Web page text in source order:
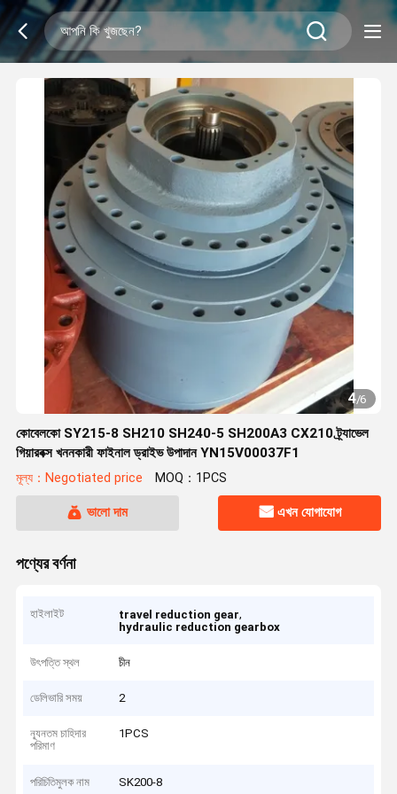
4/6
কোবেলকো SY215-8 SH210 SH240-5 SH200A3 CX210 ট্র্যাভেল
গিয়ারবক্স খননকারী ফাইনাল ড্রাইভ উপাদান YN15V00037F1
মূল্য：Negotiated price MOQ：1PCS
ভালো দাম এখন যোগাযোগ
পণ্যের বর্ণনা
হাইলাইট travel reduction gear,
hydraulic reduction gearbox
উৎপত্তি স্থল চীন
ডেলিভারি সময় 2
ন্যূনতম চাহিদার
পরিমাণ
1PCS
পরিচিতিমুলক নাম SK200-8